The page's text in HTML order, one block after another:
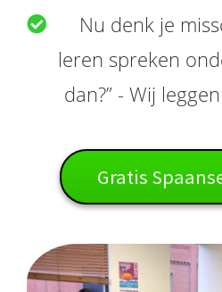
Nu denk je
leren spreken
dan?” - Wij
Gratis